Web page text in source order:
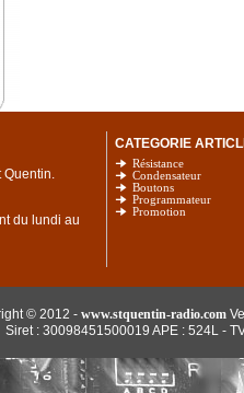
Quentin.
du lundi au
CATEGORIE
Résistance
Condensateur
Boutons
Programmateur
Promotion
© 2012 - www.stquentin-radio.com
Siret : 30098451500019 APE : 524L -